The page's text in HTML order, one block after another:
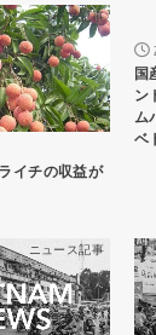
ニュース記事
イチの収益が
国
ン
ム
ベ
ニュース記事